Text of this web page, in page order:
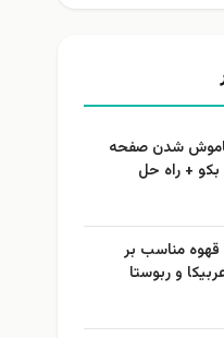
شدن صفحه
+ راه حل
مناسب بر
و ربوستا